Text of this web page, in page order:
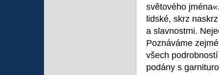
světového
lidské, skrz
a slavnostmi.
Poznáváme
všech
podány s